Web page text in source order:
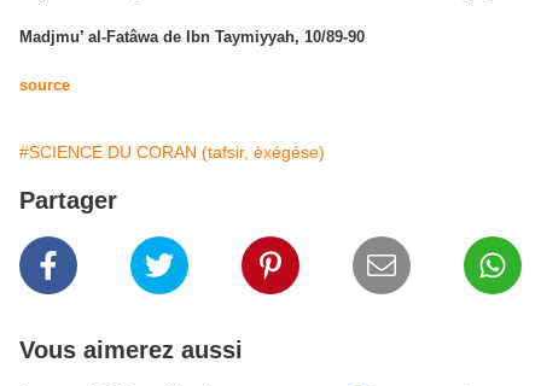
Madjmu’ al-Fatâwa de Ibn Taymiyyah, 10/89-90
source
#SCIENCE DU CORAN (tafsir, èxégése)
Partager
Vous aimerez aussi